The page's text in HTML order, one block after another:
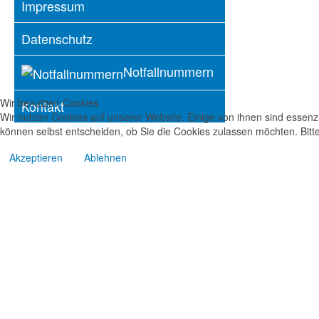
Impressum
Datenschutz
Notfallnummern
Kontakt
Wir benutzen Cookies
Wir nutzen Cookies auf unserer Website. Einige von ihnen sind
können selbst entscheiden, ob Sie die Cookies zulassen möchten.
Akzeptieren
Ablehnen